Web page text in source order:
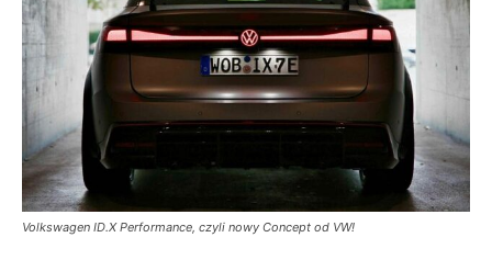
Volkswagen ID.X Performance, czyli nowy Concept od VW!